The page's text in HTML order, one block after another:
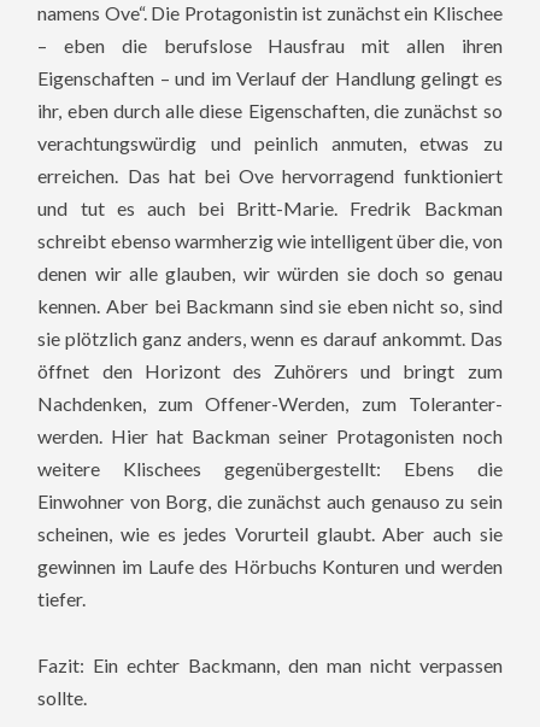
namens Ove“. Die Protagonistin ist zunächst ein Klischee
– eben die berufslose Hausfrau mit allen ihren
Eigenschaften – und im Verlauf der Handlung gelingt es
ihr, eben durch alle diese Eigenschaften, die zunächst so
verachtungswürdig und peinlich anmuten, etwas zu
erreichen. Das hat bei Ove hervorragend funktioniert
und tut es auch bei Britt-Marie. Fredrik Backman
schreibt ebenso warmherzig wie intelligent über die, von
denen wir alle glauben, wir würden sie doch so genau
kennen. Aber bei Backmann sind sie eben nicht so, sind
sie plötzlich ganz anders, wenn es darauf ankommt. Das
öffnet den Horizont des Zuhörers und bringt zum
Nachdenken, zum Offener-Werden, zum Toleranter-
werden. Hier hat Backman seiner Protagonisten noch
weitere Klischees gegenübergestellt: Ebens die
Einwohner von Borg, die zunächst auch genauso zu sein
scheinen, wie es jedes Vorurteil glaubt. Aber auch sie
gewinnen im Laufe des Hörbuchs Konturen und werden
tiefer.
Fazit: Ein echter Backmann, den man nicht verpassen
sollte.